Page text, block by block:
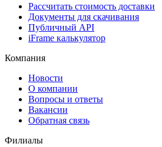
Рассчитать стоимость доставки
Документы для скачивания
Публичный API
iFrame калькулятор
Компания
Новости
О компании
Вопросы и ответы
Вакансии
Обратная связь
Филиалы